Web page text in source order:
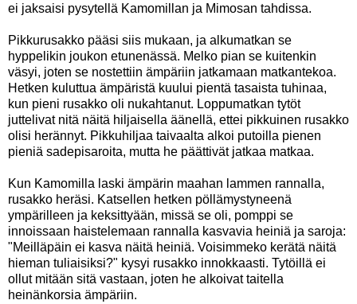
ei jaksaisi pysytellä Kamomillan ja Mimosan tahdissa.
Pikkurusakko pääsi siis mukaan, ja alkumatkan se
hyppelikin joukon etunenässä. Melko pian se kuitenkin
väsyi, joten se nostettiin ämpäriin jatkamaan matkantekoa.
Hetken kuluttua ämpäristä kuului pientä tasaista tuhinaa,
kun pieni rusakko oli nukahtanut. Loppumatkan tytöt
juttelivat nitä näitä hiljaisella äänellä, ettei pikkuinen rusakko
olisi herännyt. Pikkuhiljaa taivaalta alkoi putoilla pienen
pieniä sadepisaroita, mutta he päättivät jatkaa matkaa.
Kun Kamomilla laski ämpärin maahan lammen rannalla,
rusakko heräsi. Katsellen hetken pöllämystyneenä
ympärilleen ja keksittyään, missä se oli, pomppi se
innoissaan haistelemaan rannalla kasvavia heiniä ja saroja:
"Meilläpäin ei kasva näitä heiniä. Voisimmeko kerätä näitä
hieman tuliaisiksi?" kysyi rusakko innokkaasti. Tytöillä ei
ollut mitään sitä vastaan, joten he alkoivat taitella
heinänkorsia ämpäriin.